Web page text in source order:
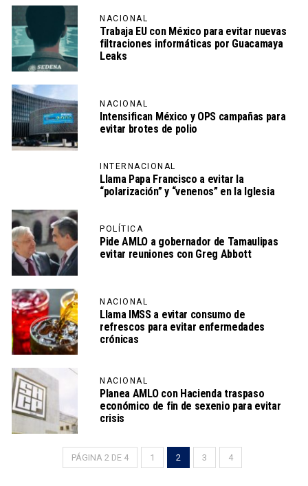
NACIONAL
Trabaja EU con México para evitar nuevas
filtraciones informáticas por Guacamaya
Leaks
NACIONAL
Intensifican México y OPS campañas para
evitar brotes de polio
INTERNACIONAL
Llama Papa Francisco a evitar la
“polarización” y “venenos” en la Iglesia
POLÍTICA
Pide AMLO a gobernador de Tamaulipas
evitar reuniones con Greg Abbott
NACIONAL
Llama IMSS a evitar consumo de
refrescos para evitar enfermedades
crónicas
NACIONAL
Planea AMLO con Hacienda traspaso
económico de fin de sexenio para evitar
crisis
PÁGINA 2 DE 4 1 2 3 4